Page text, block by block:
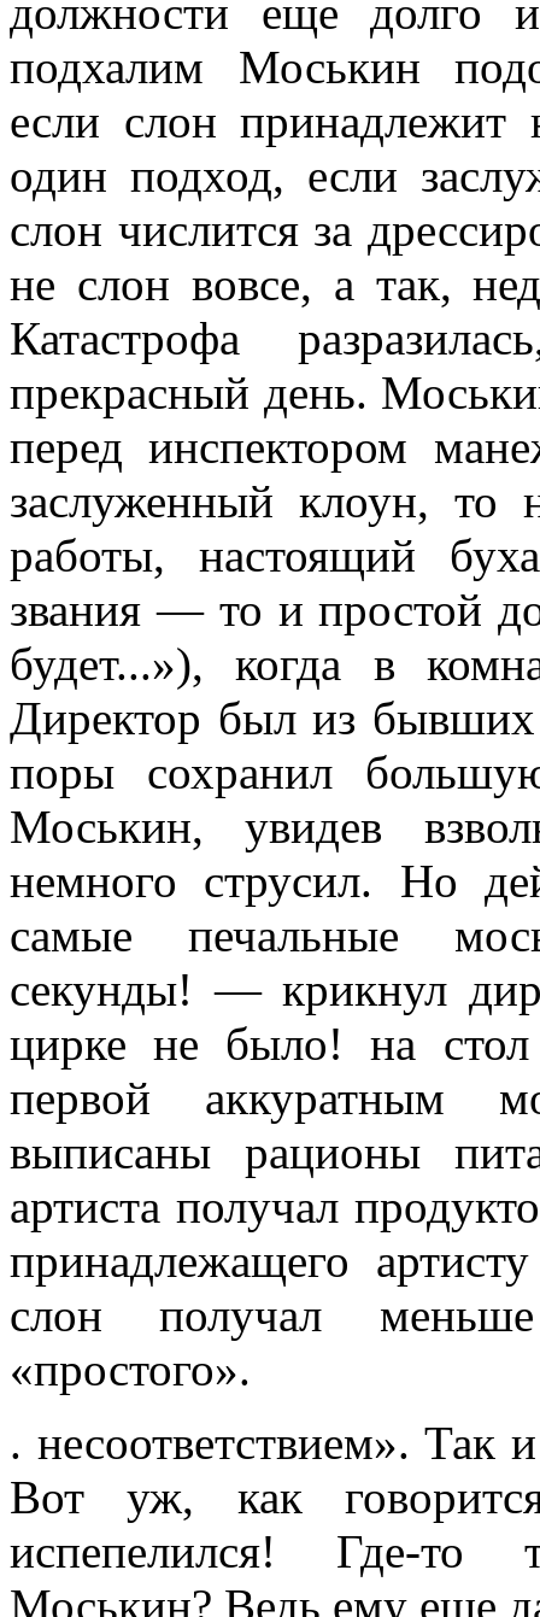
должности еще долго
подхалим Моськин
если слон принадлежит
один под­ход, если
слон числится за
не слон вовсе, а так,
Катастрофа
прекрасный день.
перед инспектором
заслуженный клоун, то
работы, настоящий
звания — то и простой
бу­дет...»), когда в
Директор был из бывших
поры сохранил
Моськин, увидев
немного струсил. Но
самые печальные
секунды! — крикнул
цирке не было! на
первой аккуратным
выписаны рационы
артиста получал
принадлежащего
слон получал
«простого».
. несоответствием». Так
Вот уж, как
испепелился! Где-то
Моськин? Ведь ему еще